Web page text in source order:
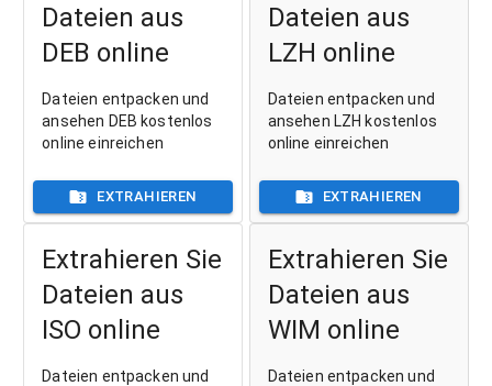
Dateien aus
DEB online
Dateien entpacken und
ansehen DEB kostenlos
online einreichen
EXTRAHIEREN
Dateien aus
LZH online
Dateien entpacken und
ansehen LZH kostenlos
online einreichen
EXTRAHIEREN
Extrahieren Sie
Dateien aus
ISO online
Dateien entpacken und
Extrahieren Sie
Dateien aus
WIM online
Dateien entpacken und